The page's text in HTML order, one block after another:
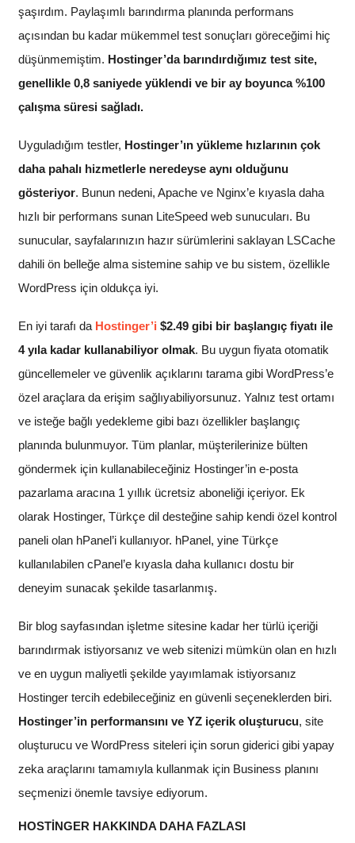
şaşırdım. Paylaşımlı barındırma planında performans
açısından bu kadar mükemmel test sonuçları göreceğimi hiç
düşünmemiştim. Hostinger’da barındırdığımız test site,
genellikle 0,8 saniyede yüklendi ve bir ay boyunca %100
çalışma süresi sağladı.
Uyguladığım testler, Hostinger’ın yükleme hızlarının çok
daha pahalı hizmetlerle neredeyse aynı olduğunu
gösteriyor. Bunun nedeni, Apache ve Nginx’e kıyasla daha
hızlı bir performans sunan LiteSpeed web sunucuları. Bu
sunucular, sayfalarınızın hazır sürümlerini saklayan LSCache
dahili ön belleğe alma sistemine sahip ve bu sistem, özellikle
WordPress için oldukça iyi.
En iyi tarafı da Hostinger’i $2.49 gibi bir başlangıç fiyatı ile
4 yıla kadar kullanabiliyor olmak. Bu uygun fiyata otomatik
güncellemeler ve güvenlik açıklarını tarama gibi WordPress’e
özel araçlara da erişim sağlıyabiliyorsunuz. Yalnız test ortamı
ve isteğe bağlı yedekleme gibi bazı özellikler başlangıç
planında bulunmuyor. Tüm planlar, müşterilerinize bülten
göndermek için kullanabileceğiniz Hostinger’in e-posta
pazarlama aracına 1 yıllık ücretsiz aboneliği içeriyor. Ek
olarak Hostinger, Türkçe dil desteğine sahip kendi özel kontrol
paneli olan hPanel’i kullanıyor. hPanel, yine Türkçe
kullanılabilen cPanel’e kıyasla daha kullanıcı dostu bir
deneyim sunacak şekilde tasarlanmış.
Bir blog sayfasından işletme sitesine kadar her türlü içeriği
barındırmak istiyorsanız ve web sitenizi mümkün olan en hızlı
ve en uygun maliyetli şekilde yayımlamak istiyorsanız
Hostinger tercih edebileceğiniz en güvenli seçeneklerden biri.
Hostinger’in performansını ve YZ içerik oluşturucu, site
oluşturucu ve WordPress siteleri için sorun giderici gibi yapay
zeka araçlarını tamamıyla kullanmak için Business planını
seçmenizi önemle tavsiye ediyorum.
HOSTINGER HAKKINDA DAHA FAZLASI